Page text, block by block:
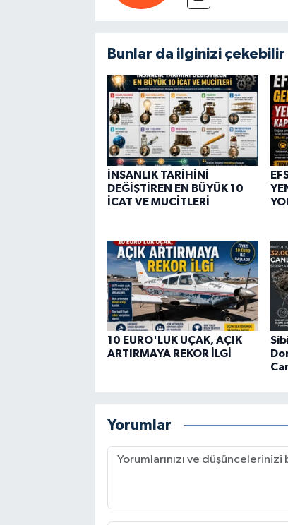
Bunlar da ilginizi çekebilir
İNSANLIK TARİHİNİ
DEĞİŞTİREN EN BÜYÜK 10
İCAT VE MUCİTLERİ
10 EURO'LUK UÇAK, AÇIK
ARTIRMAYA REKOR İLGİ
Yorumlar